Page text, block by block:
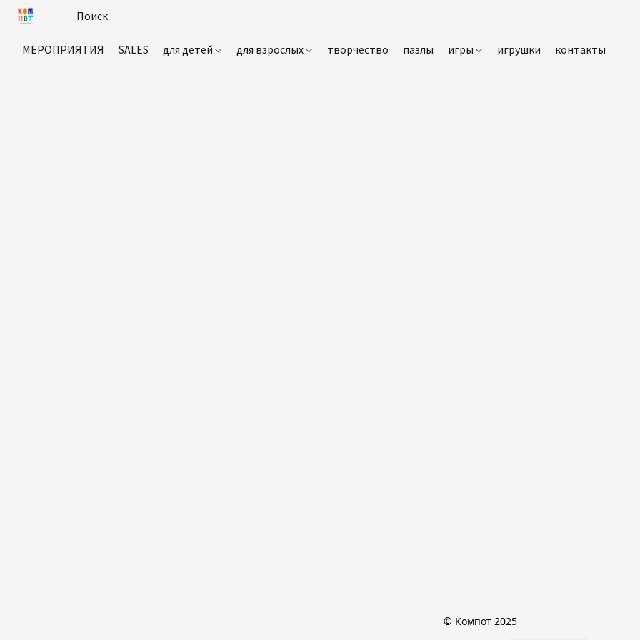
МЕРОПРИЯТИЯ SALES для детей для взрослых творчество пазлы игры игрушки контакты
© Компот 2025